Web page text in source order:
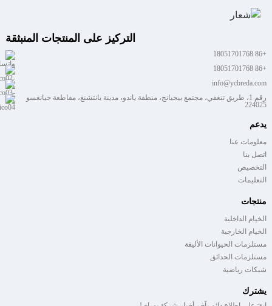
التركيز على المنتجات المنبثقة
+86 18051701768
+86 18051701768
info@ycbreda.com
رقم 1، طريق تنغفي، مجتمع بيجيانج، منطقة ياندو، مدينة يانتشنغ، مقاطعة جيانغسو
224025
يدعم
معلومات عنا
اتصل بنا
التخصيص
التعليمات
منتجات
الخيام الداخلية
الخيام الخارجية
مستلزمات الحيوانات الأليفة
مستلزمات الحدائق
شبكات رياضية
يشترك